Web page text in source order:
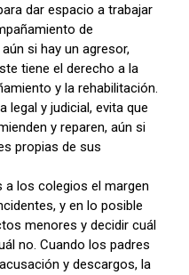
dar espacio a trabajar
de
si hay un agresor,
tiene el derecho a la
y la rehabilitación.
legal y judicial, evita que
y reparen, aún si
propias de sus
a los colegios el margen
y en lo posible
menores y decidir cuál
no. Cuando los padres
y descargos, la